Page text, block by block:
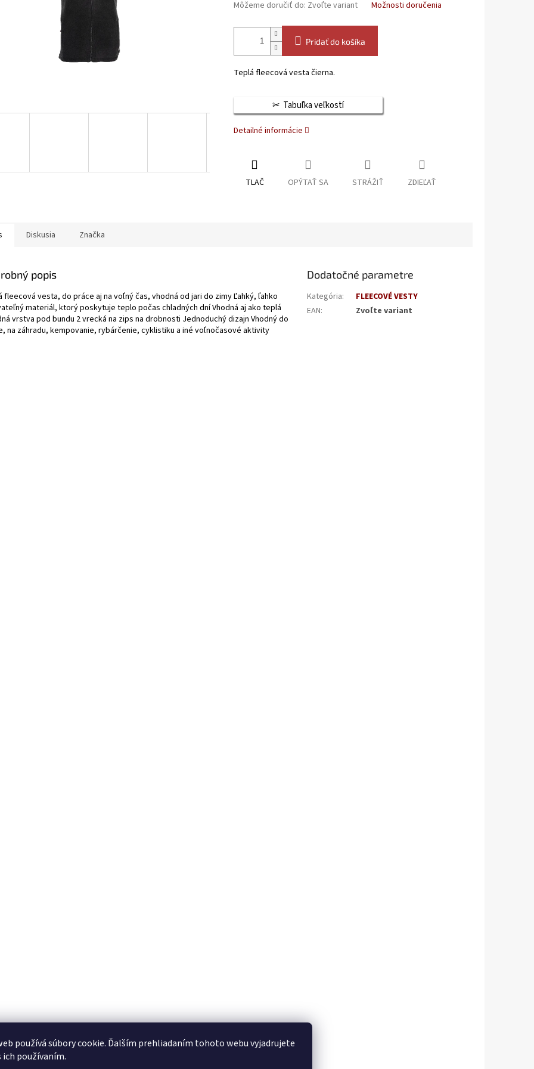
používá súbory cookie. Ďalším prehliadaním tohoto webu vyjadrujete
ich používaním.
Môžeme doručiť do: Zvoľte variant Možnosti doručenia
Pridať do košíka
Teplá fleecová vesta čierna.
Tabuľka veľkostí
Detailné informácie
TLAČ OPÝTAŤ SA STRÁŽIŤ ZDIEĽAŤ
Diskusia Značka
popis
fleecová vesta, do práce aj na voľný čas, vhodná od jari do zimy Ľahký, ľahko
materiál, ktorý poskytuje teplo počas chladných dní Vhodná aj ako teplá
vrstva pod bundu 2 vrecká na zips na drobnosti Jednoduchý dizajn Vhodný do
na záhradu, kempovanie, rybárčenie, cyklistiku a iné voľnočasové aktivity
Dodatočné parametre
Kategória:
FLEECOVÉ VESTY
EAN: Zvoľte variant